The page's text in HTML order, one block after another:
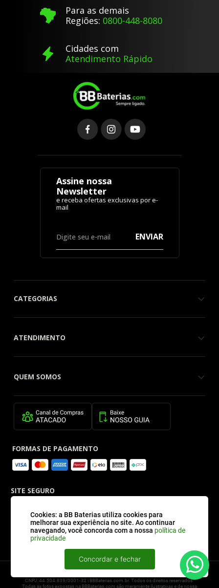
Cookies: a BB Baterias utiliza cookies para
melhorar sua experiência no site. Ao continuar
navegando, você concorda com a nossa política de
privacidade
Concordar e fechar
Para as demais
Regiões: 0800-448-8080
Cidades com
Atendimento Rápido
Assine nossa
Newsletter
ENVIAR
CATEGORIAS
ATENDIMENTO
QUEM SOMOS
FORMAS DE PAGAMENTO
SITE SEGURO
2026 © BBBaterias® é marca registrada de BB BATERIAS SOLUCOES EM ENERGIA E
CNPJ: 44.504.839/0001-32 | BBBaterias.com.br. Todos os direitos reservados.
Todas as fotos expostas na BBBaterias.com são meramente ilustrativas e de nossa